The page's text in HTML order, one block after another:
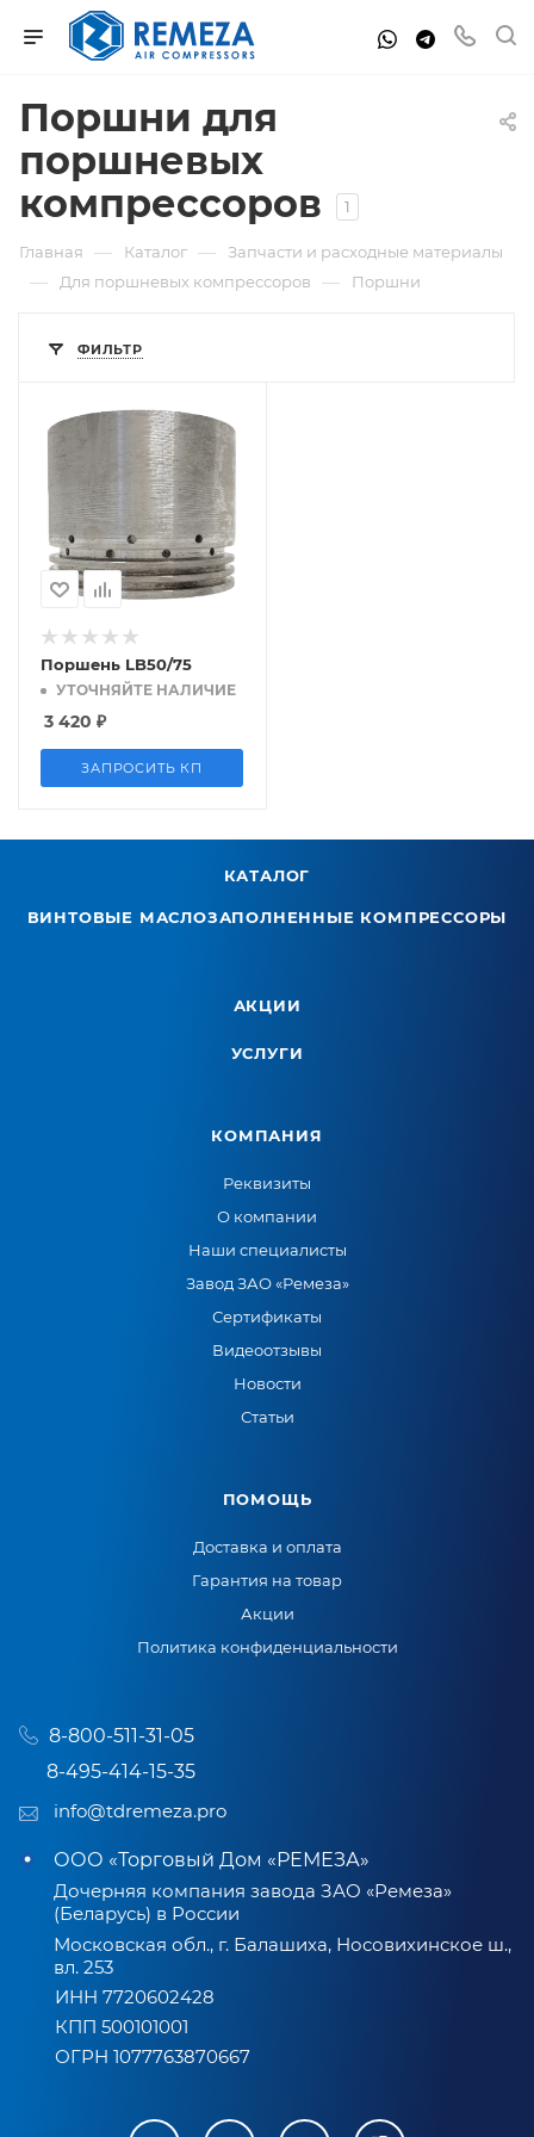
Поршни для
поршневых
компрессоров
1
Главная — Каталог — Запчасти и расходные материалы
— Для поршневых компрессоров — Поршни
ФИЛЬТР
Поршень LB50/75
УТОЧНЯЙТЕ НАЛИЧИЕ
3 420 ₽
ЗАПРОСИТЬ КП
КАТАЛОГ
ВИНТОВЫЕ МАСЛОЗАПОЛНЕННЫЕ КОМПРЕССОРЫ
АКЦИИ
УСЛУГИ
КОМПАНИЯ
Реквизиты
О компании
Наши специалисты
Завод ЗАО «Ремеза»
Сертификаты
Видеоотзывы
Новости
Статьи
ПОМОЩЬ
Доставка и оплата
Гарантия на товар
Акции
Политика конфиденциальности
8-800-511-31-05
8-495-414-15-35
info@tdremeza.pro
ООО «Торговый Дом «РЕМЕЗА»
Дочерняя компания завода ЗАО «Ремеза»
(Беларусь) в России
Московская обл., г. Балашиха, Носовихинское ш.,
вл. 253
ИНН 7720602428
КПП 500101001
ОГРН 1077763870667